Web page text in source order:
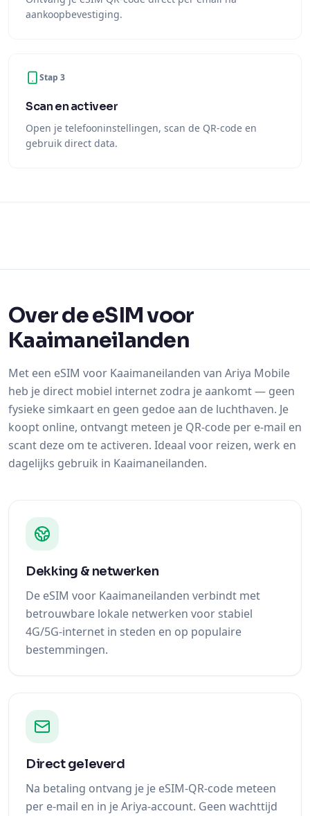
aankoopbevestiging.
Stap 3
Scan en activeer
Open je telefooninstellingen, scan de QR-code en
gebruik direct data.
Over de eSIM voor
Kaaimaneilanden
Met een eSIM voor Kaaimaneilanden van Ariya Mobile
heb je direct mobiel internet zodra je aankomt — geen
fysieke simkaart en geen gedoe aan de luchthaven. Je
koopt online, ontvangt meteen je QR-code per e-mail en
scant deze om te activeren. Ideaal voor reizen, werk en
dagelijks gebruik in Kaaimaneilanden.
Dekking & netwerken
De eSIM voor Kaaimaneilanden verbindt met
betrouwbare lokale netwerken voor stabiel
4G/5G-internet in steden en op populaire
bestemmingen.
Direct geleverd
Na betaling ontvang je je eSIM-QR-code meteen
per e-mail en in je Ariya-account. Geen wachttijd